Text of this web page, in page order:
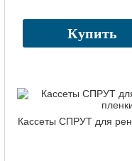
Купить
Кассеты СПРУТ для